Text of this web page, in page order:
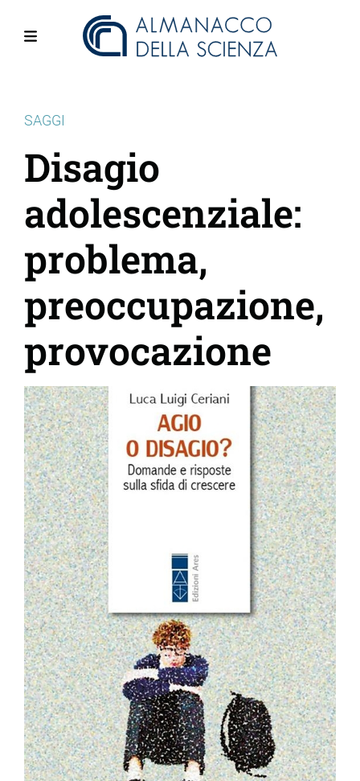
SAGGI
Disagio
adolescenziale:
problema,
preoccupazione,
provocazione